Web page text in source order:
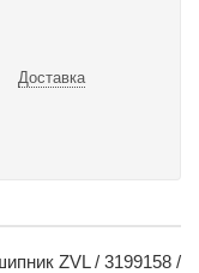
Доставка
ZVL / 3199158 /